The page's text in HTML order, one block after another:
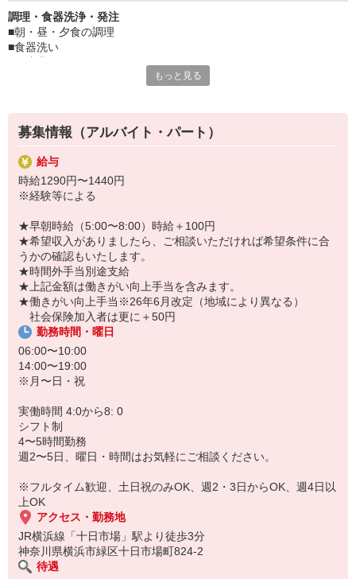
せんか？
学生、主婦（夫）、フリーター、Wワーカーなど
様々なライフスタイルの方が活躍できる環境です。
調理・食器洗浄・発注
■朝・昼・夕食の調理
■食器洗い
キッチン内業務を中心にお任せします。
ません。
配膳は介護スタッフが行いますが、グループ内直営施設なので
ご利用者とのコミュニケーションが取りやすい環境です。
他の調理スタッフや介護スタッフと分担・協力しつつ、
ご利用者が毎日楽しめるおいしい食事を作っていきましょう。
その日その時間に希望しているご利用者の食事の調理をお願いしま
す。
キッチン内はチームワークを大切にしており、声を掛け合って作業
を進めています。
レシピや丁寧なマニュアルはありますが、ときには臨機応変な対応
を求められる場合も。
時間内に食事を用意する大変さはありますが、その分時間外での調
理や提供がないのが特徴。
一度慣れてしまえば、無理なく続けられますよ。
もっと見る
募集情報（アルバイト・パート）
給与
時給1290円〜1440円
※経験等による
★早朝時給（5:00〜8:00）時給＋100円
★希望収入がありましたら、ご相談いただければ希望条件に合
うかの確認もいたします。
★時間外手当別途支給
★上記金額は働きがい向上手当を含みます。
★働きがい向上手当※26年6月改定（地域により異なる）
社会保険加入者は更に＋50円
勤務時間・曜日
06:00〜10:00
14:00〜19:00
※月〜日・祝
実働時間 4:0から8: 0
シフト制
4〜5時間勤務
週2〜5日、曜日・時間はお気軽にご相談ください。
※フルタイム歓迎、土日祝のみOK、週2・3日からOK、週4日以
上OK
アクセス・勤務地
JR横浜線「十日市場」駅より徒歩3分
神奈川県横浜市緑区十日市場町824-2
待遇